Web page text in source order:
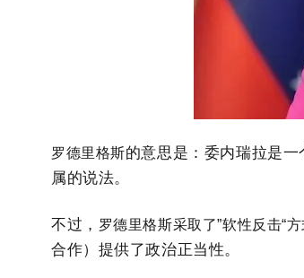
罗德里格斯的意思是： 委内瑞拉是一
属的说法。
不过， 罗德里格斯采取了”软性反击“
合作）提供了政治正当性。